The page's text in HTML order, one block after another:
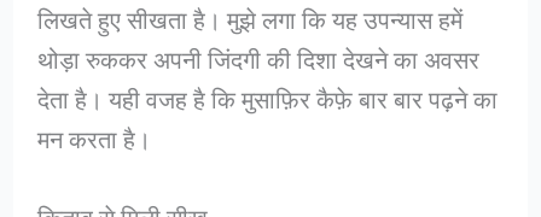
लिखते हुए सीखता है। मुझे लगा कि यह उपन्यास हमें
थोड़ा रुककर अपनी जिंदगी की दिशा देखने का अवसर
देता है। यही वजह है कि मुसाफ़िर कैफ़े बार बार पढ़ने का
मन करता है।